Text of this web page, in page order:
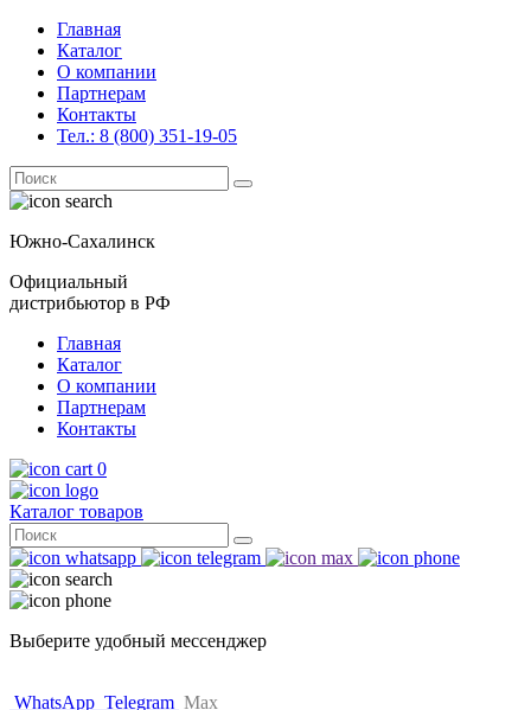
Главная
Каталог
О компании
Партнерам
Контакты
Тел.: 8 (800) 351-19-05
Поиск
for:
Южно-Сахалинск
Официальный
дистрибьютор в РФ
Главная
Каталог
О компании
Партнерам
Контакты
0
Каталог товаров
Поиск
for:
Выберите удобный мессенджер
WhatsApp Telegram Max